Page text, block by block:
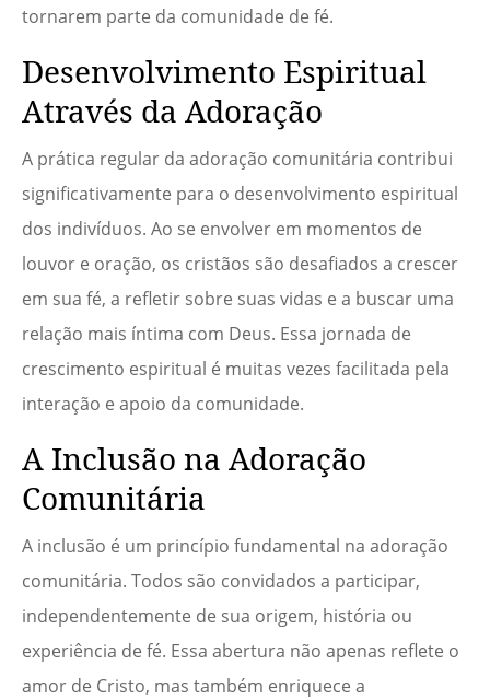
tornarem parte da comunidade de fé.
Desenvolvimento Espiritual
Através da Adoração
A prática regular da adoração comunitária contribui
significativamente para o desenvolvimento espiritual
dos indivíduos. Ao se envolver em momentos de
louvor e oração, os cristãos são desafiados a crescer
em sua fé, a refletir sobre suas vidas e a buscar uma
relação mais íntima com Deus. Essa jornada de
crescimento espiritual é muitas vezes facilitada pela
interação e apoio da comunidade.
A Inclusão na Adoração
Comunitária
A inclusão é um princípio fundamental na adoração
comunitária. Todos são convidados a participar,
independentemente de sua origem, história ou
experiência de fé. Essa abertura não apenas reflete o
amor de Cristo, mas também enriquece a